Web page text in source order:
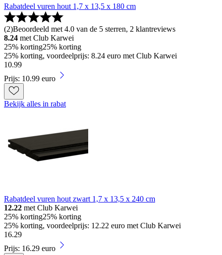
Rabatdeel vuren hout 1,7 x 13,5 x 180 cm
(2)Beoordeeld met 4.0 van de 5 sterren, 2 klantreviews
8.24 met Club Karwei
25% korting25% korting
25% korting, voordeelprijs: 8.24 euro met Club Karwei
10.99
Prijs: 10.99 euro
Bekijk alles in rabat
Rabatdeel vuren hout zwart 1,7 x 13,5 x 240 cm
12.22 met Club Karwei
25% korting25% korting
25% korting, voordeelprijs: 12.22 euro met Club Karwei
16.29
Prijs: 16.29 euro